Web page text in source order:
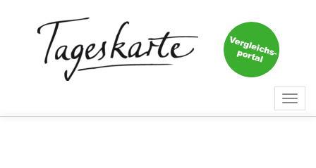
Keine Nachricht mehr
verpassen!